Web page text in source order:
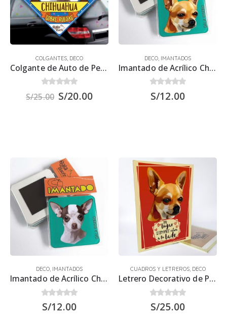
COLGANTES DECO
Colgante de Auto de Perro Chihuahua Blanco 15×15 cm.
out of 5
S/25.00 S/20.00
DECO IMANTADOS
Imantado de Acrílico Chihuahua 6×6 cms – Imán
0out of 5
S/12.00
DECO, IMANTADOS
Imantado de Acrílico Chihuahua Blanco 6×6 cms – Imán
0out of 5
S/12.00
CUADROS Y LETREROS, DECO
Letrero Decorativo de Perro Chihuahua 30×22.5 cms
0out of 5
S/25.00